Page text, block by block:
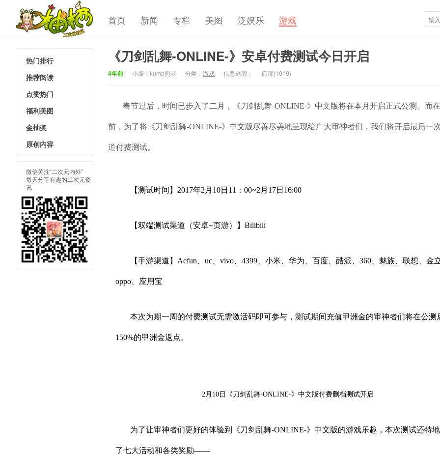
柚栖二次
元社区 二
首页 新闻 专栏 美图 泛娱乐 游戏
《刀剑乱舞-ONLINE-》安卓付费测试今日开启
4年前 小编：kuma熊叔 分类： 游戏 信息来源： 阅读(1019)
春节过后，时间已步入了二月，《刀剑乱舞-ONLINE-》中文版将在本月开启正式公测。而
前，为了将《刀剑乱舞-ONLINE-》中文版尽善尽美地呈现给广大审神者们，我们将开启最后一
道付费测试。
【测试时间】2017年2月10日11：00~2月17日16:00
【双端测试渠道（安卓+页游）】Bilibili
【手游渠道】Acfun、uc、vivo、4399、小米、华为、百度、酷派、360、魅族、联想、金
oppo、应用宝
本次为期一周的付费测试无需激活码即可参与，测试期间充值甲洲金的审神者们将在公测
150%的甲洲金返点。
2月10日《刀剑乱舞-ONLINE-》中文版付费删档测试开启
为了让审神者们更好的体验到《刀剑乱舞-ONLINE-》中文版的游戏乐趣，本次测试还特
了七大活动和各类奖励——
热门排行
推荐阅读
点赞热门
福利美图
金柚奖
原创内容
微信关注“二次元内外”
每天分享有趣的二次元资
讯